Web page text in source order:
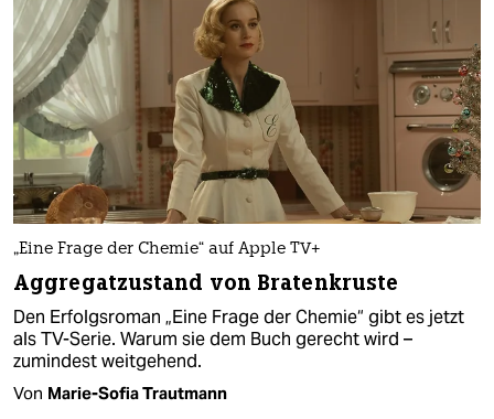
„Eine Frage der Chemie“ auf Apple TV+
Aggregatzustand von Bratenkruste
Den Erfolgsroman „Eine Frage der Chemie“ gibt es jetzt
als TV-Serie. Warum sie dem Buch gerecht wird –
zumindest weitgehend.
Von Marie-Sofia Trautmann